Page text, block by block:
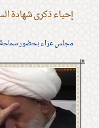
إحياء ذكرى شهادة
مجلس عزاء بحضور سماحة